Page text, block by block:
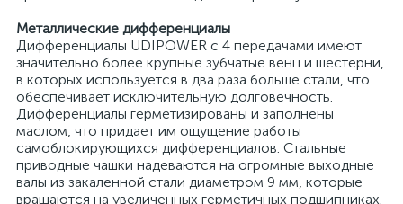
Металлические дифференциалы
Дифференциалы UDIPOWER с 4 передачами имеют
значительно более крупные зубчатые венц и шестерни,
в которых используется в два раза больше стали, что
обеспечивает исключительную долговечность.
Дифференциалы герметизированы и заполнены
маслом, что придает им ощущение работы
самоблокирующихся дифференциалов. Стальные
приводные чашки надеваются на огромные выходные
валы из закаленной стали диаметром 9 мм, которые
вращаются на увеличенных герметичных подшипниках.